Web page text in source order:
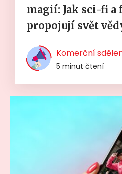
magií: Jak sci-fi a
propojují svět
Komerční
5 minut čtení